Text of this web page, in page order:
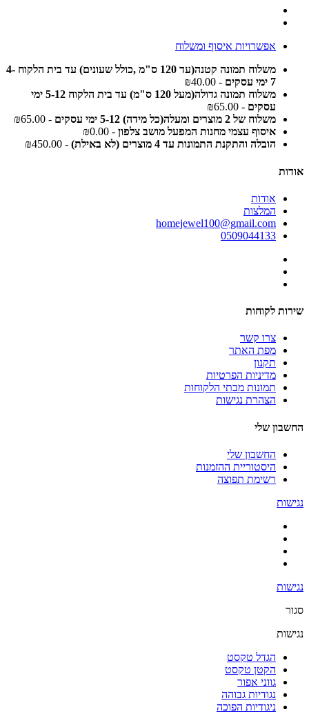
אפשרויות איסוף ומשלוח
משלוח תמונה קטנה(עד 120 ס"מ ,כולל שעונים) עד בית הלקוח 4-
7 ימי עסקים
- ₪40.00
משלוח תמונה גדולה(מעל 120 ס"מ) עד בית הלקוח 5-12 ימי
עסקים - ₪65.00
משלוח של 2 מוצרים ומעלה(כל מידה) 5-12 ימי עסקים
- ₪65.00
איסוף עצמי מחנות המפעל מושב צלפון - ₪0.00
הובלה והתקנת התמונות עד 4 מוצרים (לא באילת)
- ₪450.00
אודות
אודות
המלצות
homejewel100@gmail.com
0509044133
שירות לקוחות
צרו קשר
מפת האתר
תקנון
מדיניות הפרטיות
תמונות מבתי הלקוחות
הצהרת נגישות
החשבון שלי
החשבון שלי
היסטוריית ההזמנות
רשימת תפוצה
נגישות
נגישות
סגור
נגישות
הגדל טקסט
הקטן טקסט
גווני אפור
נגודיות גבוהה
ניגודיות הפוכה